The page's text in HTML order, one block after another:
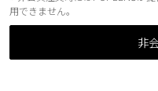
総合掲示板
用できません。
非